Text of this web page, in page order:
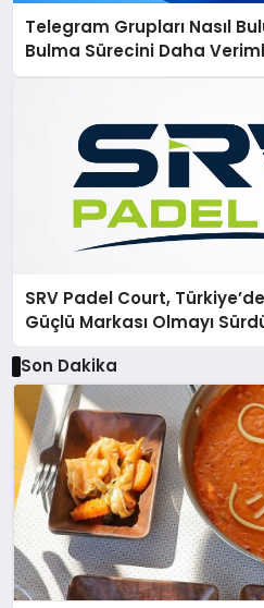
Telegram Grupları Nasıl
Bulma Sürecini Daha
SRV Padel Court,
Güçlü Markası Olmayı
Son Dakika